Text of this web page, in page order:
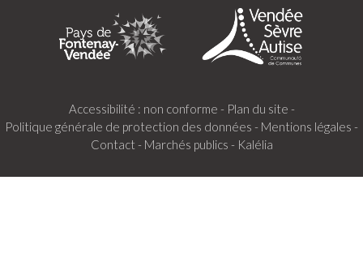
Accessibilité : non conforme - Plan du site -
Politique générale de protection des données - Mentions légales -
Contact - Marchés publics - Kalélia